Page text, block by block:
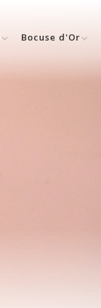
Bocuse d'Or